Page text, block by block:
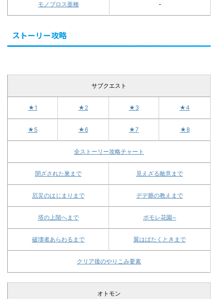
モノブロス亜種 -
ストーリー攻略
サブクエスト
★1 ★2 ★3 ★4
★5 ★6 ★7 ★8
全ストーリー攻略チャート
閉ざされた巣まで 見えざる敵意まで
厄災のはじまりまで デデ爺の教えまで
塔の上階へまで ポモレ花園~
破壊者あらわるまで 翼はばたくときまで
クリア後のやりこみ要素
オトモン